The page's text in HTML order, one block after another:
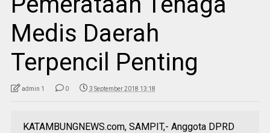
Medis Daerah
Terpencil Penting
admin 1 0 3 September 2018 13:18
KATAMBUNGNEWS.com, SAMPIT,- Anggota DPRD